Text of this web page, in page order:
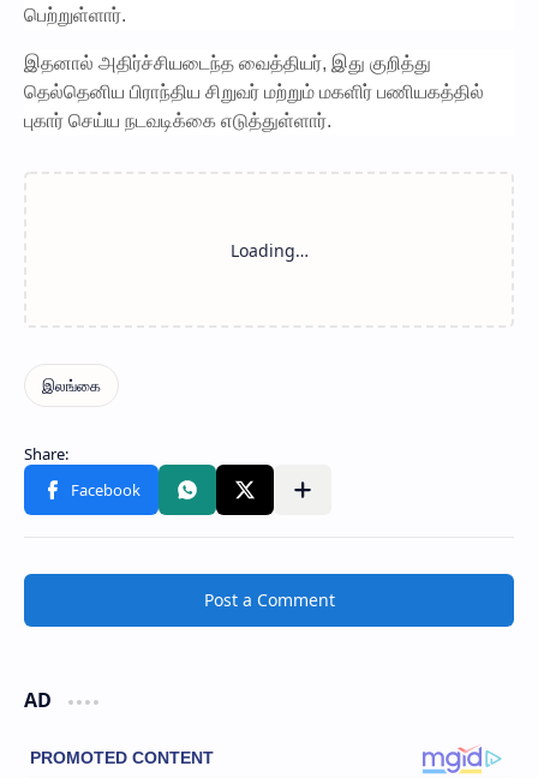
பெற்றுள்ளார்.
இதனால் அதிர்ச்சியடைந்த வைத்தியர், இது குறித்து
தெல்தெனிய பிராந்திய சிறுவர் மற்றும் மகளிர் பணியகத்தில்
புகார் செய்ய நடவடிக்கை எடுத்துள்ளார்.
Post a Comment
AD